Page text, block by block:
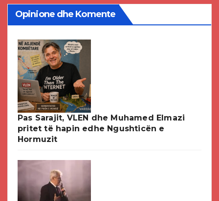
Opinione dhe Komente
Pas Sarajit, VLEN dhe Muhamed Elmazi
pritet të hapin edhe Ngushticën e
Hormuzit